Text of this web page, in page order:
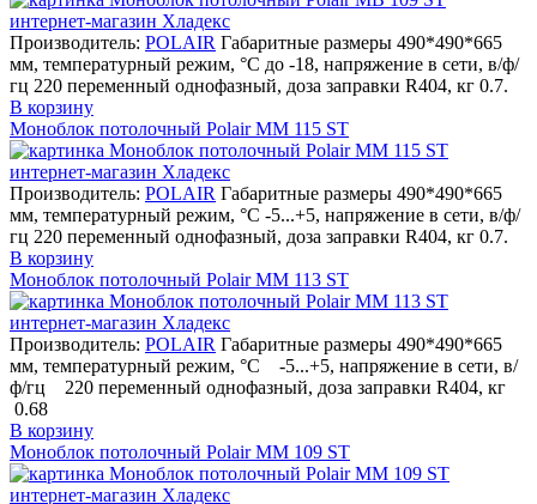
Производитель: POLAIR Габаритные размеры 490*490*665
мм, температурный режим, °С до -18, напряжение в сети, в/ф/
гц 220 переменный однофазный, доза заправки R404, кг 0.7.
В корзину
Моноблок потолочный Polair MM 115 ST
Производитель: POLAIR Габаритные размеры 490*490*665
мм, температурный режим, °С -5...+5, напряжение в сети, в/ф/
гц 220 переменный однофазный, доза заправки R404, кг 0.7.
В корзину
Моноблок потолочный Polair MM 113 ST
Производитель: POLAIR Габаритные размеры 490*490*665
мм, температурный режим, °С -5...+5, напряжение в сети, в/
ф/гц 220 переменный однофазный, доза заправки R404, кг
0.68
В корзину
Моноблок потолочный Polair MM 109 ST